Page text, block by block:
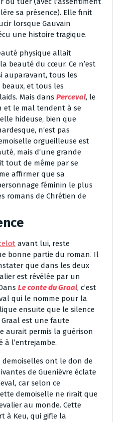
sa présence). Elle finit
lorsque Gauvain
une histoire tragique.
physique allait
beauté du cœur. Ce n’est
auparavant, tous les
et tous les
Mais dans Perceval, le
et le mal tendent à se
hideuse, bien que
n’est pas
orgueilleuse est
mais d’une grande
tout de même par se
affirmer que sa
féminin le plus
romans de Chrétien de
avant lui, reste
bonne partie du roman. Il
que dans les deux
est révélée par un
Le conte du Graal, c’est
qui le nomme pour la
ensuite que le silence
est une faute
aurait permis la guérison
à l’entrejambe.
ont le don de
de Guenièvre éclate
car selon ce
demoiselle ne rirait que
au monde. Cette
à Keu, qui gifle la